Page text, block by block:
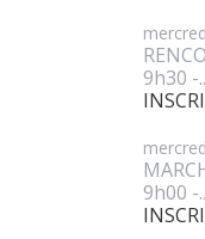
9h30 -
9h00 -